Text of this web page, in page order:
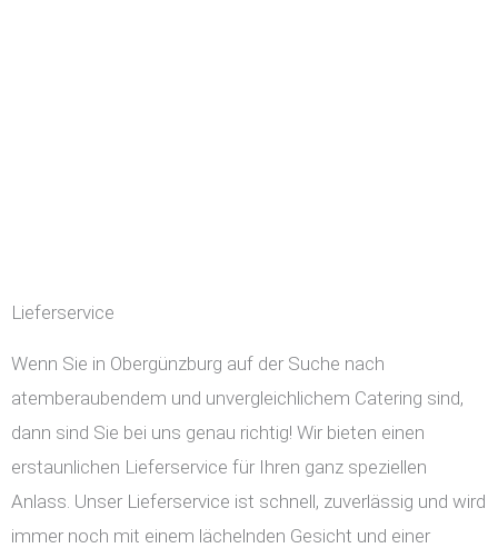
Lieferservice
Wenn Sie in Obergünzburg auf der Suche nach
atemberaubendem und unvergleichlichem Catering sind,
dann sind Sie bei uns genau richtig! Wir bieten einen
erstaunlichen Lieferservice für Ihren ganz speziellen
Anlass. Unser Lieferservice ist schnell, zuverlässig und wird
immer noch mit einem lächelnden Gesicht und einer